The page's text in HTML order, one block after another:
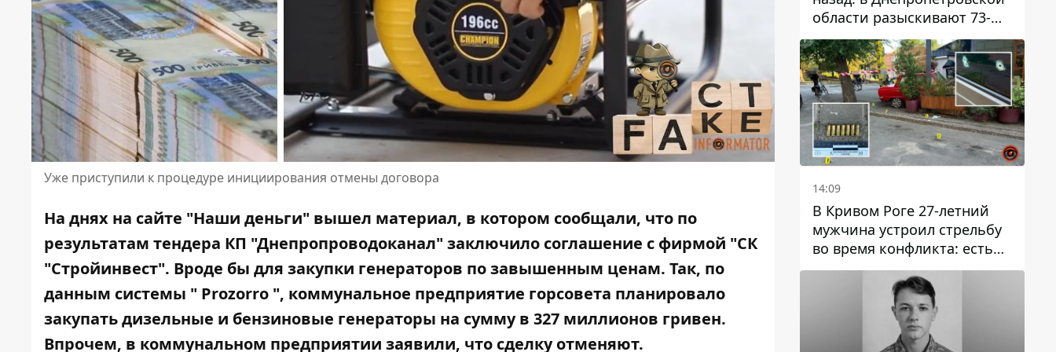
Уже приступили к процедуре инициирования отмены договора
На днях на сайте "Наши деньги" вышел материал, в котором сообщали, что по
результатам тендера КП "Днепропроводоканал" заключило соглашение с фирмой "СК
"Стройинвест". Вроде бы для закупки генераторов по завышенным ценам. Так, по
данным системы " Prozorro ", коммунальное предприятие горсовета планировало
закупать дизельные и бензиновые генераторы на сумму в 327 миллионов гривен.
Впрочем, в коммунальном предприятии заявили, что сделку отменяют.
области разыскивают 73-
летнего мужчину
14:09
В Кривом Роге 27-летний
мужчина устроил стрельбу
во время конфликта: есть
раненый